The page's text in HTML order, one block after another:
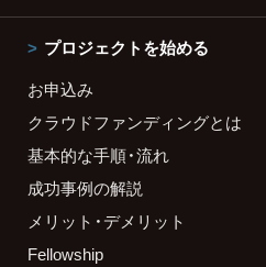
プロジェクトを始める
お申込み
クラウドファンディングとは
基本的な手順・流れ
成功事例の解説
メリット・デメリット
Fellowship